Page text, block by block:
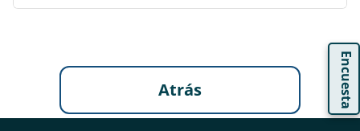
Encuesta
Atrás